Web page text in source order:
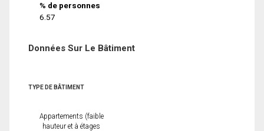
% de personnes
6.57
Données Sur Le Bâtiment
TYPE DE BÂTIMENT
Appartements (faible
hauteur et à étages